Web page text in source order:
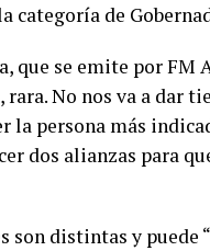
categoría de
que se emite por FM
No nos va a dar
la persona más
dos alianzas para
son distintas y puede